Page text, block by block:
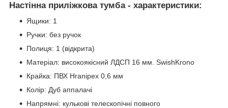
Настінна приліжкова тумба - характеристики:
Ящики: 1
Ручки: без ручок
Полиця: 1 (відкрита)
Матеріал: високоякісний ЛДСП 16 мм. SwishKrono
Крайка: ПВХ Hranipex 0,6 мм
Колір: Дуб аппалачі
Напрямні: кулькові телескопічні повного